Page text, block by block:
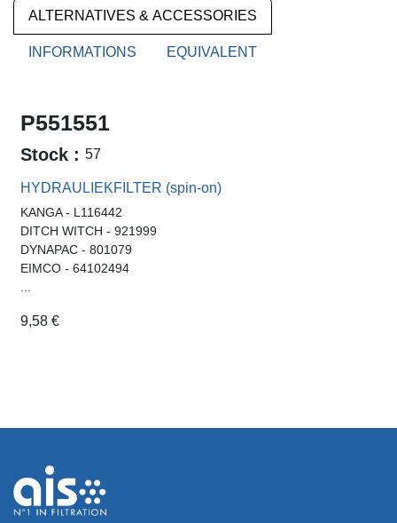
ALTERNATIVES & ACCESSORIES
INFORMATIONS EQUIVALENT
P551551
Stock : 57
HYDRAULIEKFILTER (spin-on)
KANGA - L116442
DITCH WITCH - 921999
DYNAPAC - 801079
EIMCO - 64102494
9,58 €